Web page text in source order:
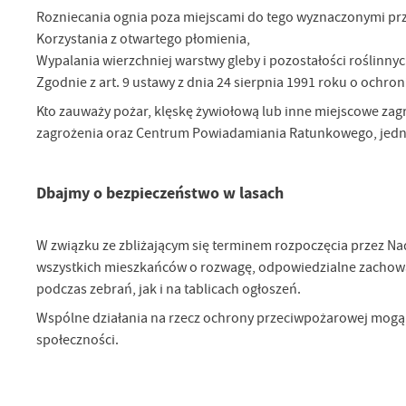
Rozniecania ognia poza miejscami do tego wyznaczonymi
Korzystania z otwartego płomienia,
Wypalania wierzchniej warstwy gleby i pozostałości
Zgodnie z art. 9 ustawy z dnia 24 sierpnia 1991 roku o
Kto zauważy pożar, klęskę żywiołową lub inne miejscowe
zagrożenia oraz Centrum Powiadamiania Ratunkowego,
Dbajmy o bezpieczeństwo w lasach
W związku ze zbliżającym się terminem rozpoczęcia przez
wszystkich mieszkańców o rozwagę, odpowiedzialne
podczas zebrań, jak i na tablicach ogłoszeń.
Wspólne działania na rzecz ochrony przeciwpożarowej
społeczności.